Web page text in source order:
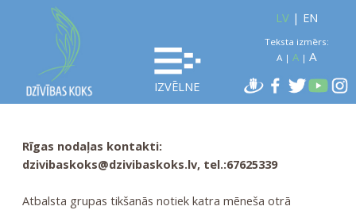
IZVĒLNE
LV| EN
Teksta izmērs:
A| A| A
Rīgas nodaļas kontakti:
dzivibaskoks@dzivibaskoks.lv, tel.:67625339
Atbalsta grupas tikšanās notiek katra mēneša otrā